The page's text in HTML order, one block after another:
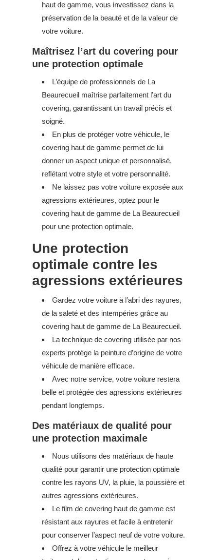
haut de gamme, vous investissez dans la
préservation de la beauté et de la valeur de
votre voiture.
Maîtrisez l’art du covering pour
une protection optimale
L’équipe de professionnels de La
Beaurecueil maîtrise parfaitement l’art du
covering, garantissant un travail précis et
soigné.
En plus de protéger votre véhicule, le
covering haut de gamme permet de lui
donner un aspect unique et personnalisé,
reflétant votre style et votre personnalité.
Ne laissez pas votre voiture exposée aux
agressions extérieures, optez pour le
covering haut de gamme de La Beaurecueil
pour une protection optimale.
Une protection
optimale contre les
agressions extérieures
Gardez votre voiture à l’abri des rayures,
de la saleté et des intempéries grâce au
covering haut de gamme de La Beaurecueil.
La technique de covering utilisée par nos
experts protège la peinture d’origine de votre
véhicule de manière efficace.
Avec notre service, votre voiture restera
belle et protégée des agressions extérieures
pendant longtemps.
Des matériaux de qualité pour
une protection maximale
Nous utilisons des matériaux de haute
qualité pour garantir une protection optimale
contre les rayons UV, la pluie, la poussière et
autres agressions extérieures.
Le film de covering haut de gamme est
résistant aux rayures et facile à entretenir
pour conserver l’aspect neuf de votre voiture.
Offrez à votre véhicule le meilleur